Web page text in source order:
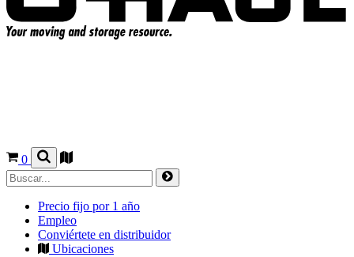
0
Precio fijo por 1 año
Empleo
Conviértete en distribuidor
Ubicaciones